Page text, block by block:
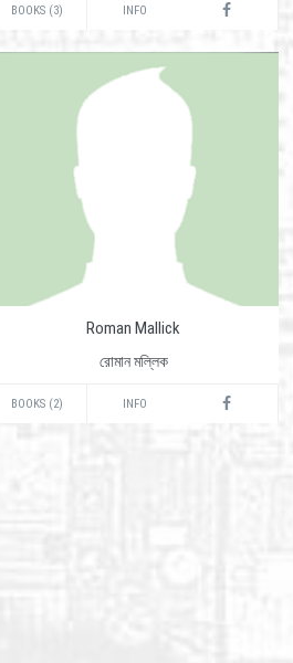
BOOKS (3) INFO
Roman Mallick
রোমান মল্লিক
BOOKS (2) INFO